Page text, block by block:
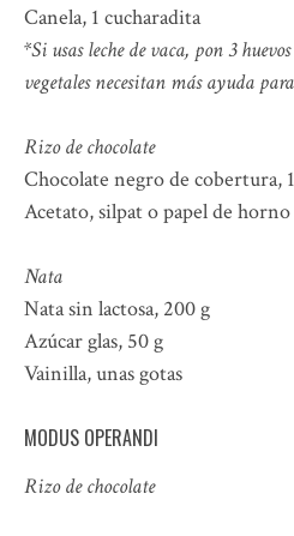
Canela, 1 cucharadita
*Si usas leche de vaca, pon 3
vegetales necesitan más ayuda
Rizo de chocolate
Chocolate negro de cobertura,
Acetato, silpat o papel de horno
Nata
Nata sin lactosa, 200 g
Azúcar glas, 50 g
Vainilla, unas gotas
MODUS OPERANDI
Rizo de chocolate